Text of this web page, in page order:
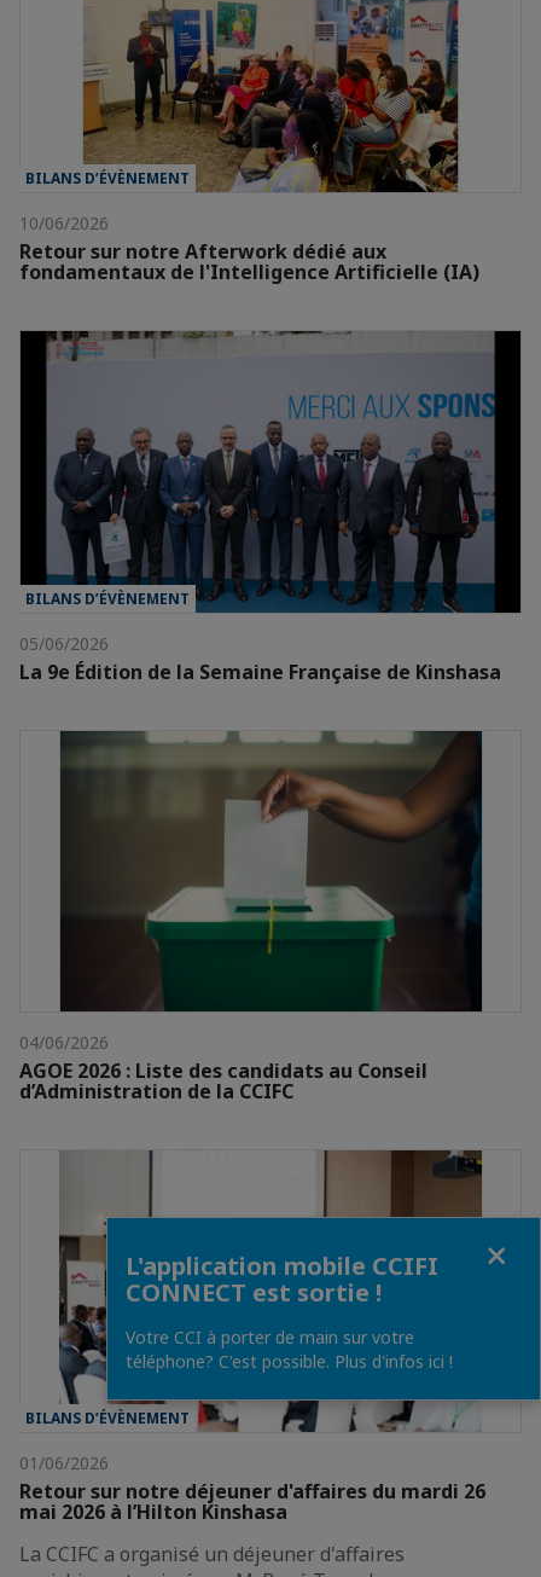
BILANS D’ÉVÈNEMENT
10/06/2026
Retour sur notre Afterwork dédié aux
fondamentaux de l'Intelligence Artificielle (IA)
BILANS D’ÉVÈNEMENT
05/06/2026
La 9e Édition de la Semaine Française de Kinshasa
04/06/2026
AGOE 2026 : Liste des candidats au Conseil
d’Administration de la CCIFC
BILANS D’ÉVÈNEMENT
01/06/2026
Retour sur notre déjeuner d'affaires du mardi 26
mai 2026 à l’Hilton Kinshasa
La CCIFC a organisé un déjeuner d'affaires
L'application mobile CCIFI
CONNECT est sortie !
Votre CCI à porter de main sur votre
téléphone? C'est possible. Plus d'infos ici !